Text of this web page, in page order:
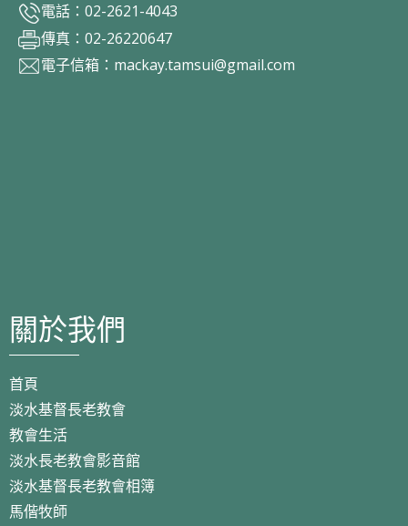
電話：02-2621-4043
傳真：02-26220647
電子信箱： mackay.tamsui@gmail.com
關於我們
首頁
淡水基督長老教會
教會生活
淡水長老教會影音館
淡水基督長老教會相簿
馬偕牧師